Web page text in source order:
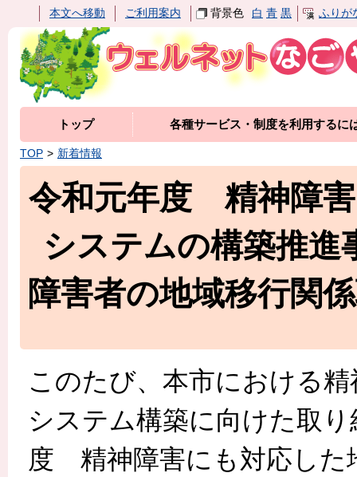
本文へ移動 ご利用案内 背景色 白 青 黒 ふりが
トップ 各種サービス・制度を利用するに
TOP 新着情報
令和元年度 精神障
システムの構築推進
障害者の地域移行関
このたび、本市における
システム構築に向けた取
度 精神障害にも対応した